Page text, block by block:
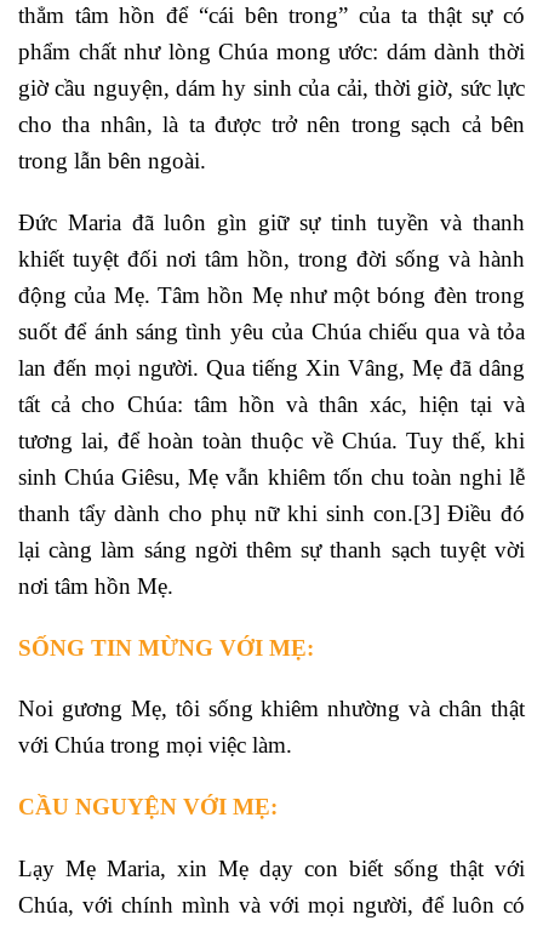
thẳm tâm hồn để “cái bên trong” của ta thật sự có
phẩm chất như lòng Chúa mong ước: dám dành thời
giờ cầu nguyện, dám hy sinh của cải, thời giờ, sức lực
cho tha nhân, là ta được trở nên trong sạch cả bên
trong lẫn bên ngoài.
Đức Maria đã luôn gìn giữ sự tinh tuyền và thanh
khiết tuyệt đối nơi tâm hồn, trong đời sống và hành
động của Mẹ. Tâm hồn Mẹ như một bóng đèn trong
suốt để ánh sáng tình yêu của Chúa chiếu qua và tỏa
lan đến mọi người. Qua tiếng Xin Vâng, Mẹ đã dâng
tất cả cho Chúa: tâm hồn và thân xác, hiện tại và
tương lai, để hoàn toàn thuộc về Chúa. Tuy thế, khi
sinh Chúa Giêsu, Mẹ vẫn khiêm tốn chu toàn nghi lễ
thanh tẩy dành cho phụ nữ khi sinh con.[3] Điều đó
lại càng làm sáng ngời thêm sự thanh sạch tuyệt vời
nơi tâm hồn Mẹ.
SỐNG TIN MỪNG VỚI MẸ:
Noi gương Mẹ, tôi sống khiêm nhường và chân thật
với Chúa trong mọi việc làm.
CẦU NGUYỆN VỚI MẸ:
Lạy Mẹ Maria, xin Mẹ dạy con biết sống thật với
Chúa, với chính mình và với mọi người, để luôn có